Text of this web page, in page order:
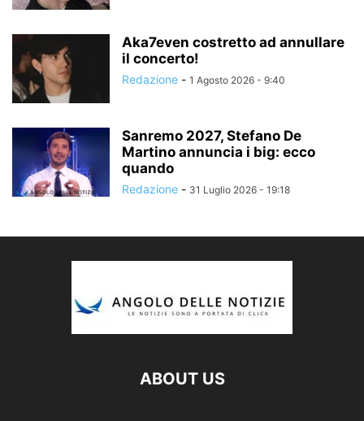
Aka7even costretto ad annullare
il concerto!
Redazione - 1 Agosto 2026 - 9:40
Sanremo 2027, Stefano De
Martino annuncia i big: ecco
quando
Redazione - 31 Luglio 2026 - 19:18
ABOUT US